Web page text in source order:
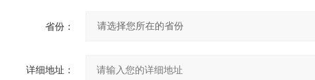
省份：
详细地址：